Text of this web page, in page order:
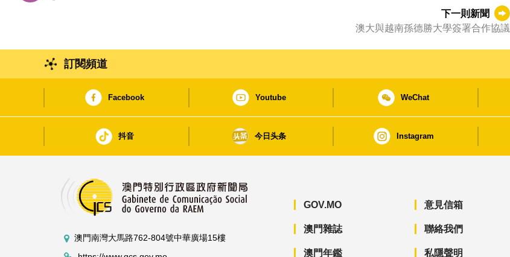
下一則新聞
澳大與越南孫德勝大學簽署合作協議
訂閱頻道
Facebook Youtube WeChat
抖音 今日头条 Instagram
澳門南灣大馬路762-804號中華廣場15樓
GOV.MO
澳門雜誌
澳門年鑑
意見信箱
聯絡我們
私隱聲明